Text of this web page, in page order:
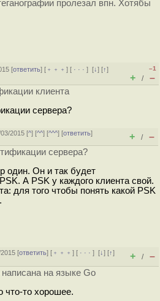
пролезал впн. Хотябы
[ответить] [ ﹢﹢﹢] [ · · ·][↓] [↑]
–1
+ / –
клиента
сервера?
2015 [^] [^^] [^^^] [ответить]
+ / –
сервера?
один. Он и так будет
А PSK у каждого клиента свой.
для того чтобы понять какой PSK
[ответить] [ ﹢﹢﹢] [ · · ·][↓] [↑]
+ / –
на языке Go
что-то хорошее.